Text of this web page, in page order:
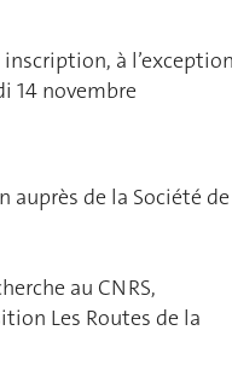
à
14 novembre
auprès de la Société de
au CNRS,
Les Routes de la